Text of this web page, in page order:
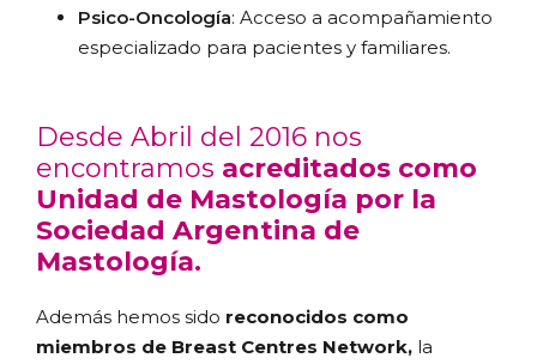
Psico-Oncología: Acceso a acompañamiento
especializado para pacientes y familiares.
Desde Abril del 2016 nos
encontramos acreditados como
Unidad de Mastología por la
Sociedad Argentina de
Mastología.
Además hemos sido reconocidos como
miembros de Breast Centres Network, la